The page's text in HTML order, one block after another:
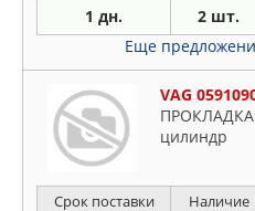
1 дн. 2 шт.
Еще
VAG
ПРОКЛАДКА
цилиндр
Срок поставки Наличие